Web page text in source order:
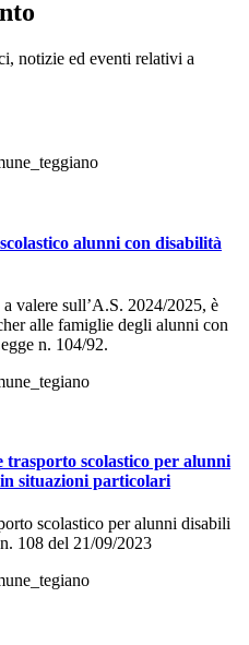
notizie ed eventi relativi a
alunni con disabilità
valere sull’A.S. 2024/2025, è
alle famiglie degli alunni con
n. 104/92.
trasporto scolastico per alunni
situazioni particolari
scolastico per alunni disabili
108 del 21/09/2023